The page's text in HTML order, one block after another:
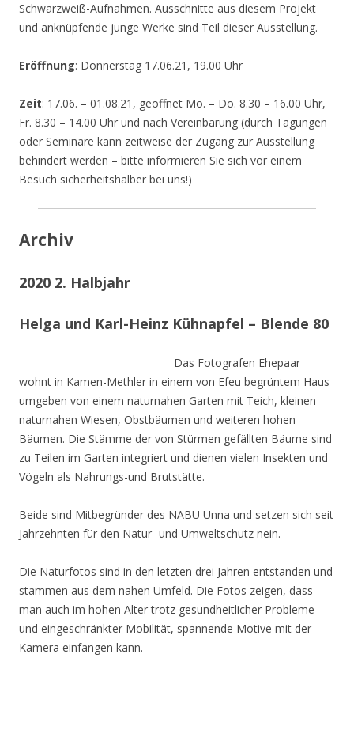
Schwarzweiß-Aufnahmen. Ausschnitte aus diesem Projekt
und anknüpfende junge Werke sind Teil dieser Ausstellung.
Eröffnung: Donnerstag 17.06.21, 19.00 Uhr
Zeit: 17.06. – 01.08.21, geöffnet Mo. – Do. 8.30 – 16.00 Uhr,
Fr. 8.30 – 14.00 Uhr und nach Vereinbarung (durch Tagungen
oder Seminare kann zeitweise der Zugang zur Ausstellung
behindert werden – bitte informieren Sie sich vor einem
Besuch sicherheitshalber bei uns!)
Archiv
2020 2. Halbjahr
Helga und Karl-Heinz Kühnapfel – Blende 80
Das Fotografen Ehepaar
wohnt in Kamen-Methler in einem von Efeu begrüntem Haus
umgeben von einem naturnahen Garten mit Teich, kleinen
naturnahen Wiesen, Obstbäumen und weiteren hohen
Bäumen. Die Stämme der von Stürmen gefällten Bäume sind
zu Teilen im Garten integriert und dienen vielen Insekten und
Vögeln als Nahrungs-und Brutstätte.
Beide sind Mitbegründer des NABU Unna und setzen sich seit
Jahrzehnten für den Natur- und Umweltschutz nein.
Die Naturfotos sind in den letzten drei Jahren entstanden und
stammen aus dem nahen Umfeld. Die Fotos zeigen, dass
man auch im hohen Alter trotz gesundheitlicher Probleme
und eingeschränkter Mobilität, spannende Motive mit der
Kamera einfangen kann.